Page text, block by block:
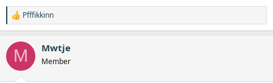
W
a
r
e
Pfffikkinn
M Mwtje
Member